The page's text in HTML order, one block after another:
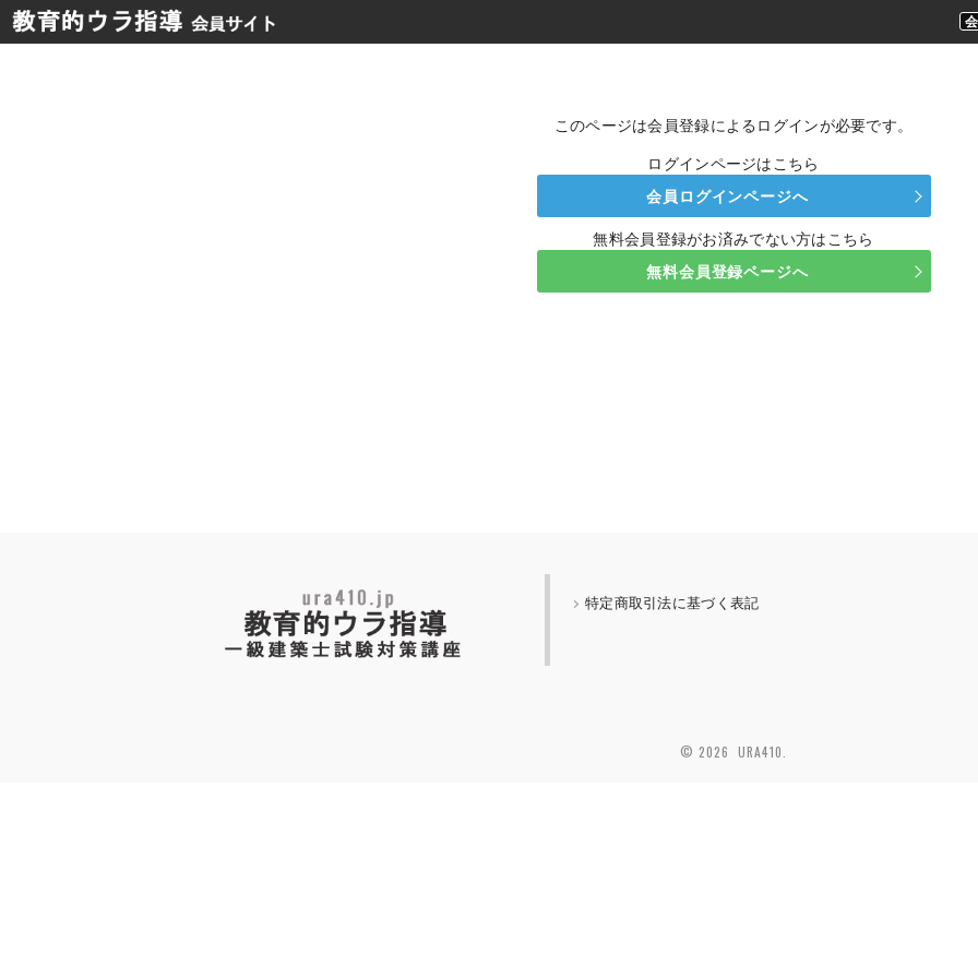
このページは会員登録によるログインが必要です。
ログインページはこちら
会員ログインページへ
無料会員登録がお済みでない方はこちら
無料会員登録ページへ
特定商取引法に基づく表記
© 2026 URA410.